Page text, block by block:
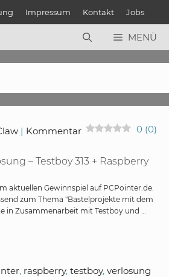
Impressum Kontakt Jobs
MENÜ
– Testboy 313 + Raspberry
0 (0)
Kommentar
aktuellen Gewinnspiel auf PCPointer.de.
zum Thema "Bastelprojekte mit dem
in Zusammenarbeit mit Testboy und …
, raspberry, testboy, verlosung